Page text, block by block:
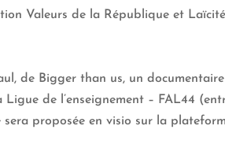
Valeurs de la République et
de Bigger than us, un
de l’enseignement – FAL44
proposée en visio sur la